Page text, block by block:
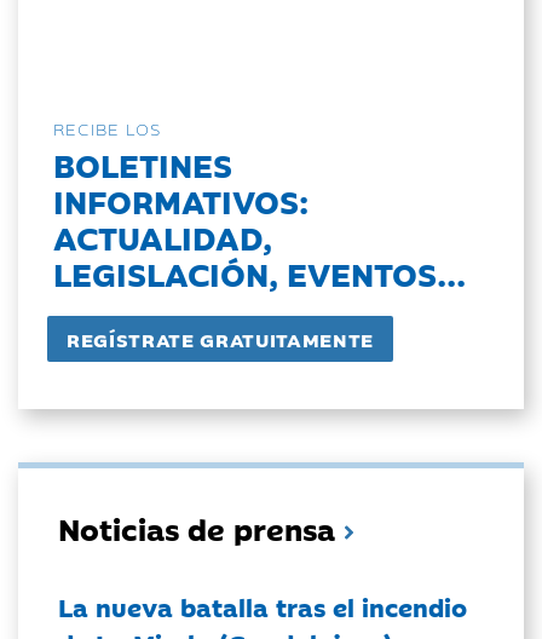
RECIBE LOS
BOLETINES
INFORMATIVOS:
ACTUALIDAD,
LEGISLACIÓN, EVENTOS...
Noticias de prensa
La nueva batalla tras el incendio